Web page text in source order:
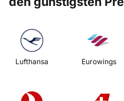
Lufthansa Eurowings